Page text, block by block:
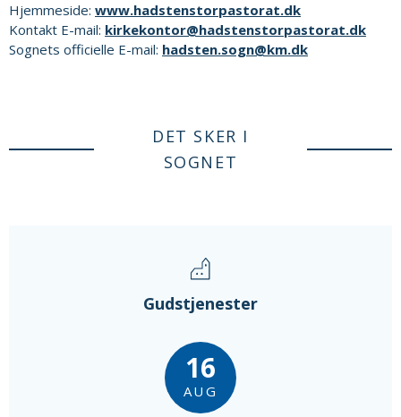
Hjemmeside: www.hadstenstorpastorat.dk
Kontakt E-mail: kirkekontor@hadstenstorpastorat.dk
Sognets officielle E-mail: hadsten.sogn@km.dk
DET SKER I
SOGNET
Gudstjenester
16
AUG